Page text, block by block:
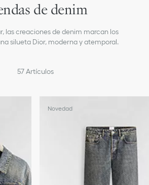
de denim
las creaciones de denim marcan los
silueta Dior, moderna y atemporal.
y cárdigan
y pantalones cortos
& lingerie
57Artículos
Novedad